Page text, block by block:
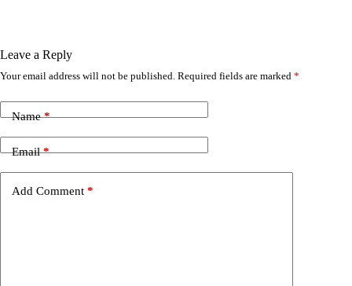
Leave a Reply
Your email address will not be published. Required fields are marked *
Name*
Email*
Add Comment *